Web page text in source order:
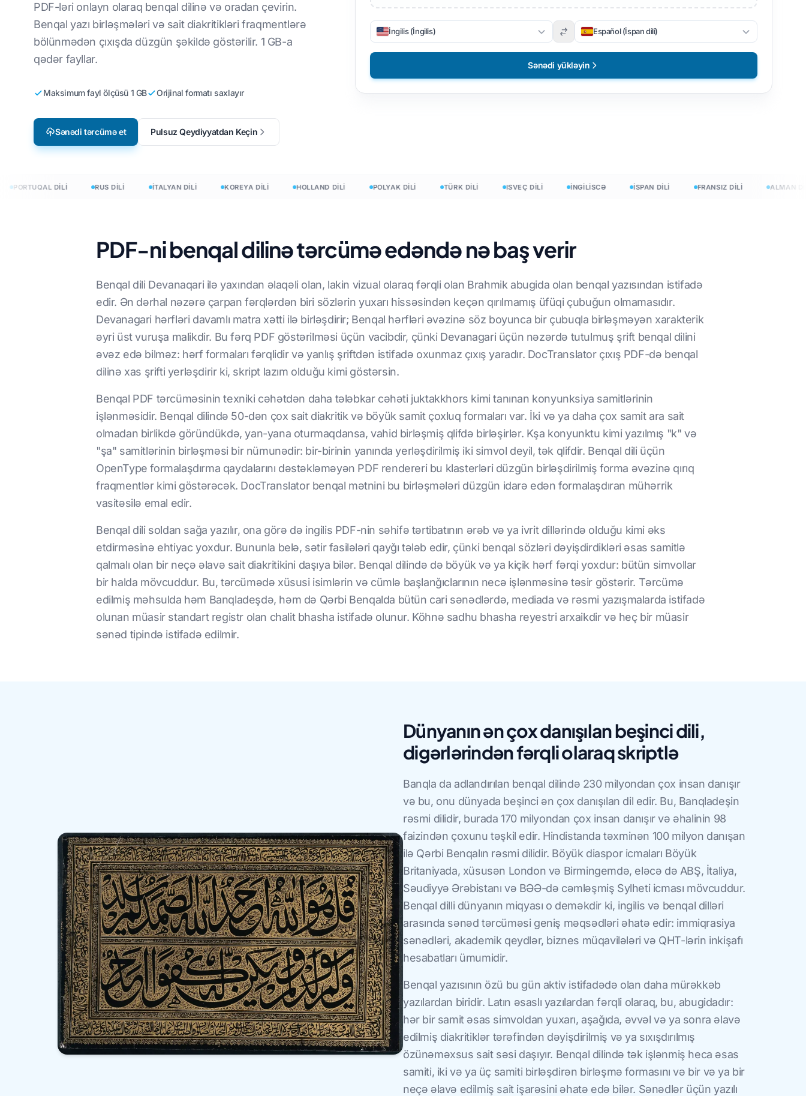
Oyun Lokallaşdırılması CSV fayllarını tərcümə edin
JSON-u tərcümə edin
InDesign Word Sayı
Excel fayl sayı
DOCX-dən TXT-ə
EPUB-dan PDF-ə
İngilisdən Koreyaya
İngilisdən ərəbə
İngilis-Türk
İngilisdən İndoneziyaya
İngilisdən Urduya
Vyetnamlı
Italyan
Ukraynalı
çex
Filippin
Fin
PDF-ləri onlayn olaraq benqal dilinə və oradan çevirin.
Benqal yazı birləşmələri və sait diakritikləri fraqmentlərə
bölünmədən çıxışda düzgün şəkildə göstərilir. 1 GB-a
qədər fayllar.
Maksimum fayl ölçüsü 1 GB Orijinal formatı saxlayır
Sənədi tərcümə et Pulsuz Qeydiyyatdan Keçin
İngilis (İngilis) Español (İspan dili)
Sənədi yükləyin
PORTUQAL DİLİ RUS DİLİ İTALYAN DİLİ KOREYA DİLİ HOLLAND DİLİ POLYAK DİLİ TÜRK DİLİ ISVEÇ DİLİ İNGİLİSCƏ İSPAN DİLİ FRANSIZ DİLİ ALMAN DİLİ
PDF-ni benqal dilinə tərcümə edəndə nə baş verir
Benqal dili Devanaqari ilə yaxından əlaqəli olan, lakin vizual olaraq fərqli olan Brahmik abugida olan benqal yazısından istifadə
edir. Ən dərhal nəzərə çarpan fərqlərdən biri sözlərin yuxarı hissəsindən keçən qırılmamış üfüqi çubuğun olmamasıdır.
Devanagari hərfləri davamlı matra xətti ilə birləşdirir; Benqal hərfləri əvəzinə söz boyunca bir çubuqla birləşməyən xarakterik
əyri üst vuruşa malikdir. Bu fərq PDF göstərilməsi üçün vacibdir, çünki Devanagari üçün nəzərdə tutulmuş şrift benqal dilini
əvəz edə bilməz: hərf formaları fərqlidir və yanlış şriftdən istifadə oxunmaz çıxış yaradır. DocTranslator çıxış PDF-də benqal
dilinə xas şrifti yerləşdirir ki, skript lazım olduğu kimi göstərsin.
Benqal PDF tərcüməsinin texniki cəhətdən daha tələbkar cəhəti juktakkhors kimi tanınan konyunksiya samitlərinin
işlənməsidir. Benqal dilində 50-dən çox sait diakritik və böyük samit çoxluq formaları var. İki və ya daha çox samit ara sait
olmadan birlikdə göründükdə, yan-yana oturmaqdansa, vahid birləşmiş qlifdə birləşirlər. Kşa konyunktu kimi yazılmış "k" və
"şa" samitlərinin birləşməsi bir nümunədir: bir-birinin yanında yerləşdirilmiş iki simvol deyil, tək qlifdir. Benqal dili üçün
OpenType formalaşdırma qaydalarını dəstəkləməyən PDF rendereri bu klasterləri düzgün birləşdirilmiş forma əvəzinə qırıq
fraqmentlər kimi göstərəcək. DocTranslator benqal mətnini bu birləşmələri düzgün idarə edən formalaşdıran mühərrik
vasitəsilə emal edir.
Benqal dili soldan sağa yazılır, ona görə də ingilis PDF-nin səhifə tərtibatının ərəb və ya ivrit dillərində olduğu kimi əks
etdirməsinə ehtiyac yoxdur. Bununla belə, sətir fasilələri qayğı tələb edir, çünki benqal sözləri dəyişdirdikləri əsas samitlə
qalmalı olan bir neçə əlavə sait diakritikini daşıya bilər. Benqal dilində də böyük və ya kiçik hərf fərqi yoxdur: bütün simvollar
bir halda mövcuddur. Bu, tərcümədə xüsusi isimlərin və cümlə başlanğıclarının necə işlənməsinə təsir göstərir. Tərcümə
edilmiş məhsulda həm Banqladeşdə, həm də Qərbi Benqalda bütün cari sənədlərdə, mediada və rəsmi yazışmalarda istifadə
olunan müasir standart registr olan chalit bhasha istifadə olunur. Köhnə sadhu bhasha reyestri arxaikdir və heç bir müasir
sənəd tipində istifadə edilmir.
Dünyanın ən çox danışılan beşinci dili,
digərlərindən fərqli olaraq skriptlə
Banqla da adlandırılan benqal dilində 230 milyondan çox insan danışır
və bu, onu dünyada beşinci ən çox danışılan dil edir. Bu, Banqladeşin
rəsmi dilidir, burada 170 milyondan çox insan danışır və əhalinin 98
faizindən çoxunu təşkil edir. Hindistanda təxminən 100 milyon danışan
ilə Qərbi Benqalın rəsmi dilidir. Böyük diaspor icmaları Böyük
Britaniyada, xüsusən London və Birmingemdə, eləcə də ABŞ, İtaliya,
Səudiyyə Ərəbistanı və BƏƏ-də cəmləşmiş Sylheti icması mövcuddur.
Benqal dilli dünyanın miqyası o deməkdir ki, ingilis və benqal dilləri
arasında sənəd tərcüməsi geniş məqsədləri əhatə edir: immiqrasiya
sənədləri, akademik qeydlər, biznes müqavilələri və QHT-lərin inkişafı
hesabatları ümumidir.
Benqal yazısının özü bu gün aktiv istifadədə olan daha mürəkkəb
yazılardan biridir. Latın əsaslı yazılardan fərqli olaraq, bu, abugidadır:
hər bir samit əsas simvoldan yuxarı, aşağıda, əvvəl və ya sonra əlavə
edilmiş diakritiklər tərəfindən dəyişdirilmiş və ya sıxışdırılmış
özünəməxsus sait səsi daşıyır. Benqal dilində tək işlənmiş heca əsas
samiti, iki və ya üç samiti birləşdirən birləşmə formasını və bir və ya bir
neçə əlavə edilmiş sait işarəsini əhatə edə bilər. Sənədlər üçün yazılı